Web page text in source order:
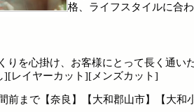
格、ライフスタイルに合
を心掛け、お客様にとって長く通
レイヤーカット][メンズカット]
まで【奈良】【大和郡山市】【大和